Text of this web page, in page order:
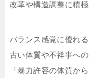
改革や構造調整に積
バランス感覚に優れ
古い体質や不祥事へ
「暴力許容の体質か